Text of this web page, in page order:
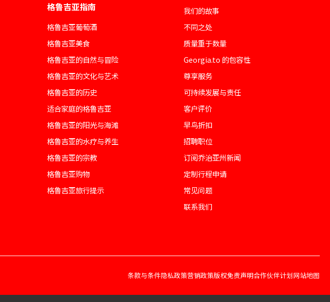
格鲁吉亚指南
格鲁吉亚葡萄酒
格鲁吉亚美食
格鲁吉亚的自然与冒险
格鲁吉亚的文化与艺术
格鲁吉亚的历史
适合家庭的格鲁吉亚
格鲁吉亚的阳光与海滩
格鲁吉亚的水疗与养生
格鲁吉亚的宗教
格鲁吉亚购物
格鲁吉亚旅行提示
我们的故事
不同之处
质量重于数量
Georgia.to 的包容性
尊享服务
可持续发展与责任
客户评价
早鸟折扣
招聘职位
订阅乔治亚州新闻
定制行程申请
常见问题
联系我们
条款与条件隐私政策营销政策版权免责声明合作伙伴计划网站地图